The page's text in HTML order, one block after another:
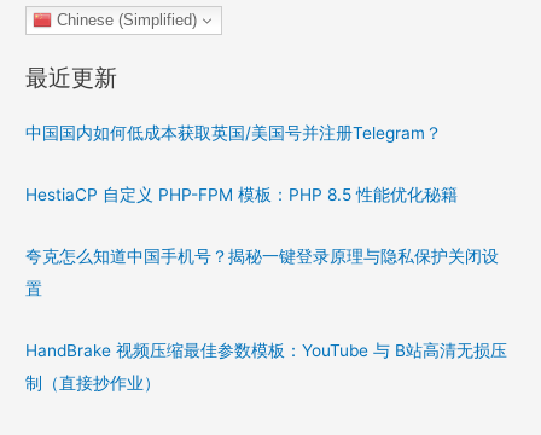
Chinese (Simplified)
最近更新
中国国内如何低成本获取英国/美国号并注册Telegram？
HestiaCP 自定义 PHP-FPM 模板：PHP 8.5 性能优化秘籍
夸克怎么知道中国手机号？揭秘一键登录原理与隐私保护关闭设
置
HandBrake 视频压缩最佳参数模板：YouTube 与 B站高清无损压
制（直接抄作业）